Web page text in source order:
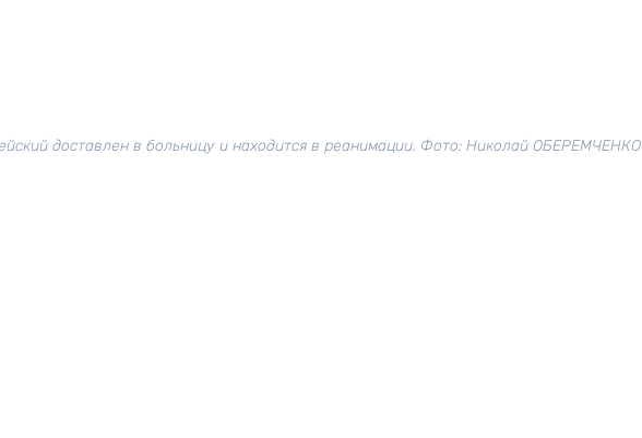
доставлен в больницу и находится в реанимации. Фото: Николай ОБЕРЕМЧЕНКО